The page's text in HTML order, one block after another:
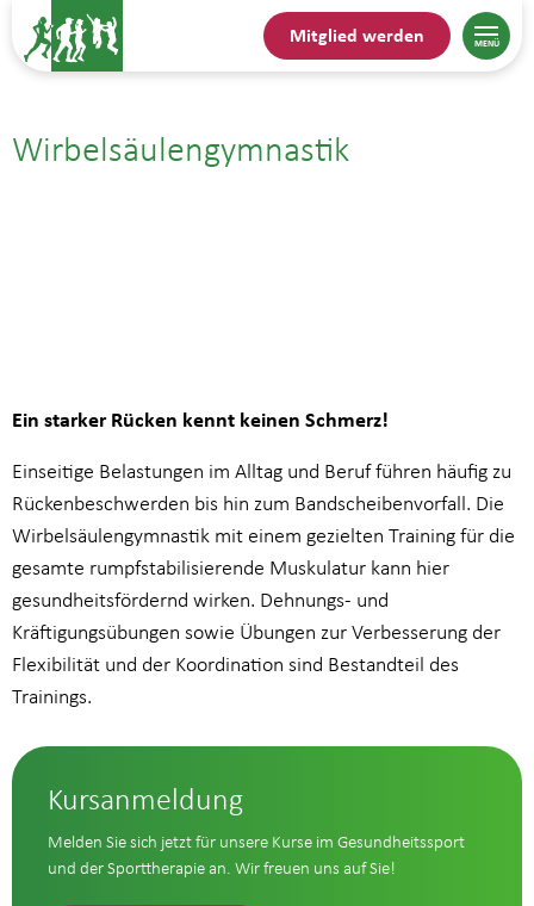
Mitglied werden
Wirbelsäulengymnastik
Ein starker Rücken kennt keinen Schmerz!
Einseitige Belastungen im Alltag und Beruf führen häufig zu
Rückenbeschwerden bis hin zum Bandscheibenvorfall. Die
Wirbelsäulengymnastik mit einem gezielten Training für die
gesamte rumpfstabilisierende Muskulatur kann hier
gesundheitsfördernd wirken. Dehnungs- und
Kräftigungsübungen sowie Übungen zur Verbesserung der
Flexibilität und der Koordination sind Bestandteil des
Trainings.
Kursanmeldung
Melden Sie sich jetzt für unsere Kurse im Gesundheitssport
und der Sporttherapie an. Wir freuen uns auf Sie!